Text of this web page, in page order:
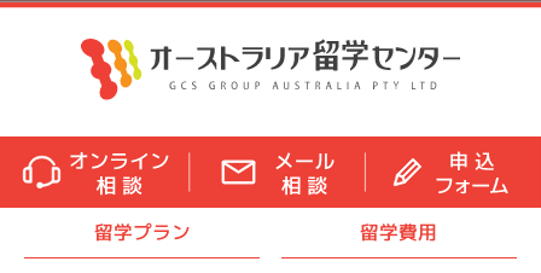
留学プラン
留学費用